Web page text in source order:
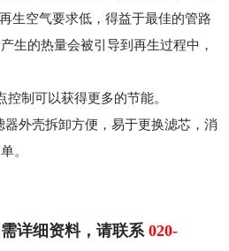
生空气要求低，得益于最佳的管路
生的热量会被引导到再生过程中，
制可以获得更多的节能。
外壳拆卸方便，易于更换滤芯，消
。
详细资料，请联系 020-